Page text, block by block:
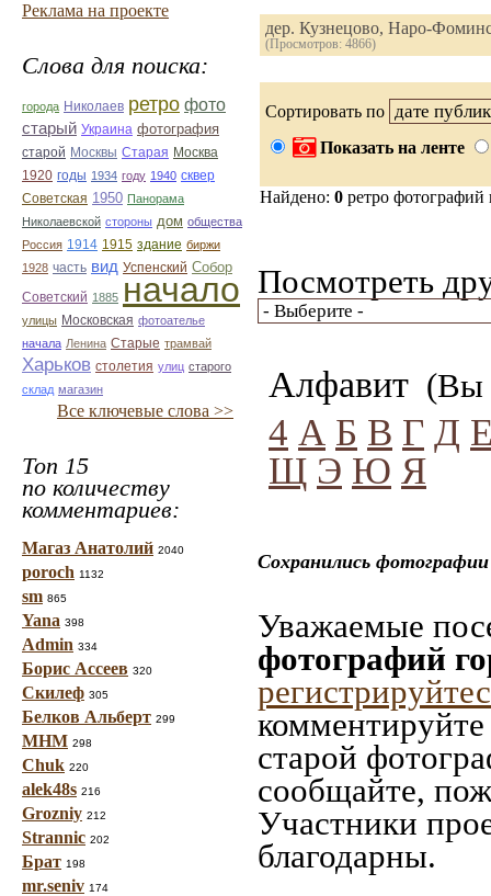
Реклама на проекте
Слова для поиска:
города Николаев ретро фото
старый Украина фотография
старой Москвы Старая Москва
1920 годы 1934 году 1940 сквер
Советская 1950 Панорама
Николаевской стороны дом общества
Россия 1914 1915 здание биржи
1928 часть вид Успенский Собор
Советский 1885 начало
улицы Московская фотоателье
начала Ленина Старые трамвай
Харьков столетия улиц старого
склад магазин
Все ключевые слова >>
Топ 15
по количеству
комментариев:
Магаз Анатолий 2040
poroch 1132
sm 865
Yana 398
Admin 334
Борис Ассеев 320
Скилеф 305
Белков Альберт 299
МНМ 298
Chuk 220
alek48s 216
Grozniy 212
Strannic 202
Брат 198
mr.seniv 174
дер. Кузнецово, Наро-
(Просмотров: 4866)
Сортировать по
Показать на ленте
Найдено: 0 ретро
Посмотреть
Алфавит (Вы
4 А Б В Г Д
Щ Э Ю Я
Сохранились
Уважаемые
фотографий
старой
сообщайте,
Участники
благодарны.